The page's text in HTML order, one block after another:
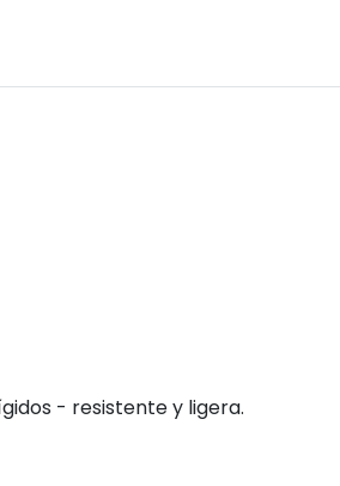
- resistente y ligera.